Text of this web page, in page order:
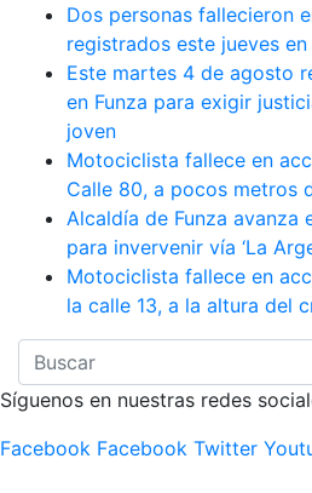
Dos personas fallecieron
registrados este jueves
Este martes 4 de agosto
en Funza para exigir
joven
Motociclista fallece en
Calle 80, a pocos metros
Alcaldía de Funza avanza
para invervenir vía ‘La
Motociclista fallece en
la calle 13, a la altura del
Síguenos en nuestras redes
Facebook Facebook Twitter